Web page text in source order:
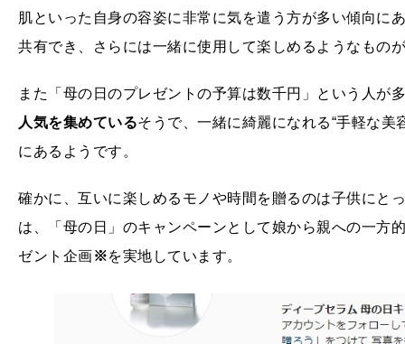
肌といった自身の容姿に非常に気を遣う方が多い傾向に
共有でき、さらには一緒に使用して楽しめるようなもの
また「母の日のプレゼントの予算は数千円」という人が
人気を集めているそうで、一緒に綺麗になれる“手軽な
にあるようです。
確かに、互いに楽しめるモノや時間を贈るのは子供にと
は、「母の日」のキャンペーンとして娘から親への一方
ゼント企画※を実地しています。